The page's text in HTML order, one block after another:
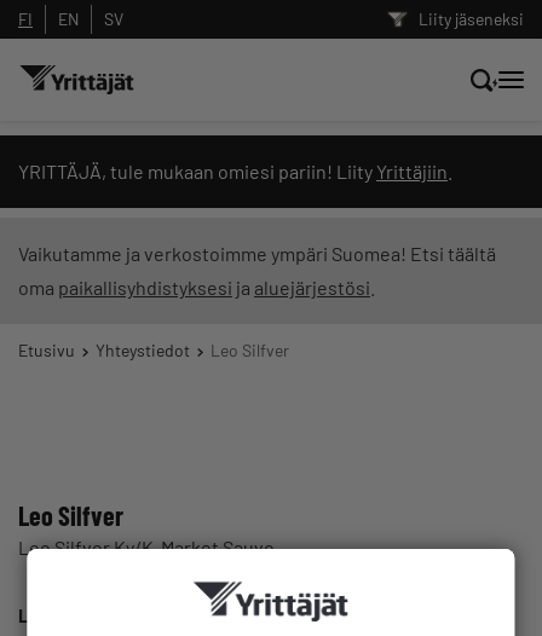
Liity jäseneksi
FI EN SV
YRITTÄJÄ, tule mukaan omiesi pariin! Liity Yrittäjiin
Vaikutamme ja verkostoimme ympäri Suomea! Etsi täältä
oma paikallisyhdistyksesi ja aluejärjestösi
Etusivu Yhteystiedot Leo Silfver
Leo Silfver
Leo Silfver Ky/K-Market Sauvo
Luottamustoimi
Yrittäjien tekoälyltä